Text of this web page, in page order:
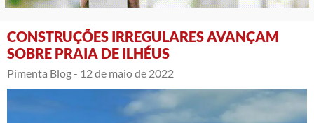
CONSTRUÇÕES IRREGULARES AVANÇAM
SOBRE PRAIA DE ILHÉUS
Pimenta Blog - 12 de maio de 2022